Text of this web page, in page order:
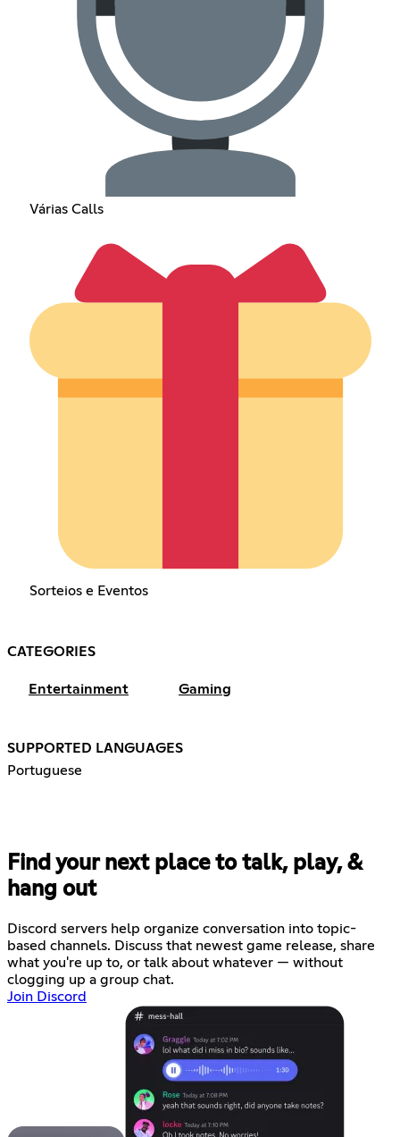
Várias Calls
Sorteios e Eventos
CATEGORIES
Entertainment Gaming
SUPPORTED LANGUAGES
Portuguese
Find your next place to talk, play, &
hang out
Discord servers help organize conversation into topic-
based channels. Discuss that newest game release, share
what you're up to, or talk about whatever — without
clogging up a group chat.
Join Discord